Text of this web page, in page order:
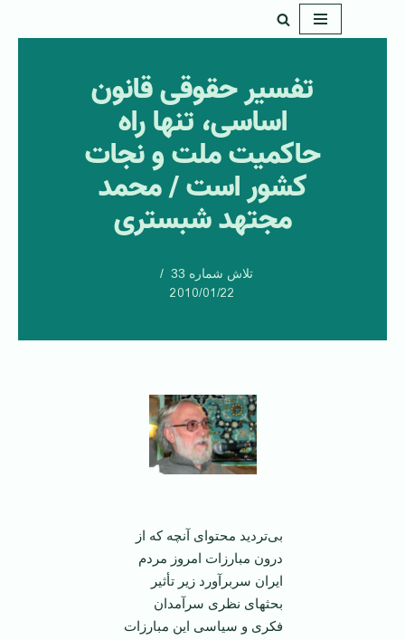
تفسیر حقوقی قانون
اساسی، تنها راه
حاکمیت ملت و نجات
کشور است / محمد
مجتهد شبستری
تلاش شماره 33
2010/01/22
‌بی‌تردید محتوای آنچه که از
درون مبارزات امروز مردم
ایران سربرآورد زیر تأثیر
بحثهای نظری سرآمدان
فکری و سیاسی این مبارزات